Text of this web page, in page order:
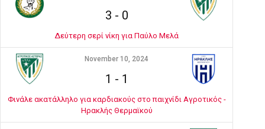
3 - 0
Δεύτερη σερί νίκη για Παύλο Μελά
November 10, 2024
1 - 1
Φινάλε ακατάλληλο για καρδιακούς στο παιχνίδι Αγροτικός -
Ηρακλής Θερμαϊκού